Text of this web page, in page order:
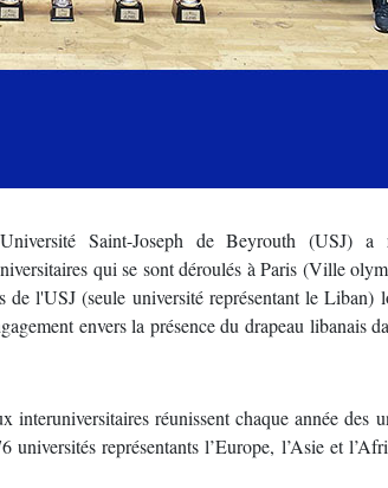
Saint-Joseph de Beyrouth (USJ) a
qui se sont déroulés à Paris (Ville
l'USJ (seule université représentant le Liban)
envers la présence du drapeau libanais
interuniversitaires réunissent chaque année des
représentants l’Europe, l’Asie et